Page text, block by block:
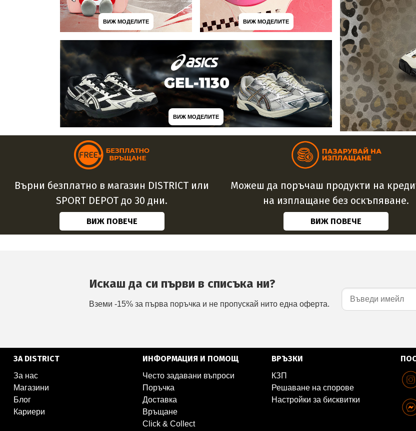
ВИЖ МОДЕЛИТЕ ВИЖ МОДЕЛИТЕ
ВИЖ МОДЕЛИТЕ
Върни безплатно в магазин DISTRICT или
SPORT DEPOT до 30 дни.
ВИЖ ПОВЕЧЕ
Можеш да поръчаш продукти на
на изплащане без оскъпяване.
ВИЖ ПОВЕЧЕ
Искаш да си първи в списъка ни?
Вземи -15% за първа поръчка и не пропускай нито една оферта.
ЗА DISTRICT
За нас
Магазини
Блог
Кариери
ИНФОРМАЦИЯ И ПОМОЩ
Често задавани въпроси
Поръчка
Доставка
Връщане
Click & Collect
ВРЪЗКИ
КЗП
Решаване на спорове
Настройки за бисквитки